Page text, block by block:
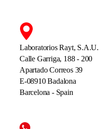
Laboratorios Rayt, S.A.U.
Calle Garriga, 188 - 200
Apartado Correos 39
E-08910 Badalona
Barcelona - Spain